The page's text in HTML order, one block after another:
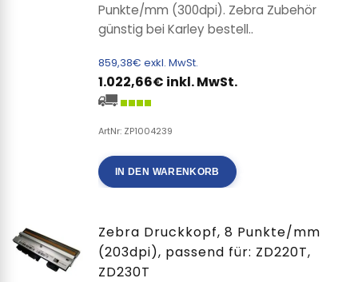
Punkte/mm (300dpi). Zebra Zubehör
günstig bei Karley bestell..
859,38€ exkl. MwSt.
1.022,66€ inkl. MwSt.
ArtNr: ZP1004239
IN DEN WARENKORB
Zebra Druckkopf, 8 Punkte/mm
(203dpi), passend für: ZD220T,
ZD230T